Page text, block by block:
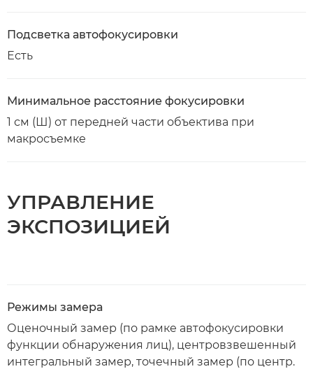
Подсветка автофокусировки
Есть
Минимальное расстояние фокусировки
1 см (Ш) от передней части объектива при
макросъемке
УПРАВЛЕНИЕ
ЭКСПОЗИЦИЕЙ
Режимы замера
Оценочный замер (по рамке автофокусировки
функции обнаружения лиц), центровзвешенный
интегральный замер, точечный замер (по центр.